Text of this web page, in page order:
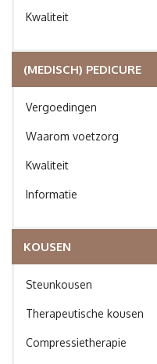
Kwaliteit
(MEDISCH) PEDICURE
Vergoedingen
Waarom voetzorg
Kwaliteit
Informatie
KOUSEN
Steunkousen
Therapeutische kousen
Compressietherapie